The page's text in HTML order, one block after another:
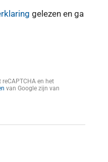
gelezen en ga
en het
van Google zijn van